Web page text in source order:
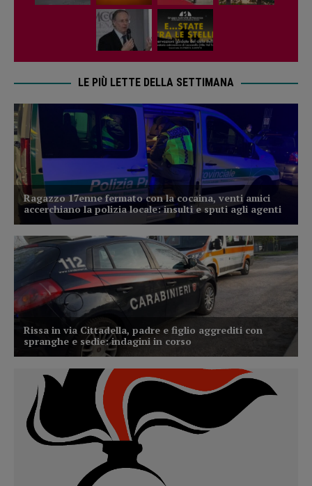
LE PIÙ LETTE DELLA SETTIMANA